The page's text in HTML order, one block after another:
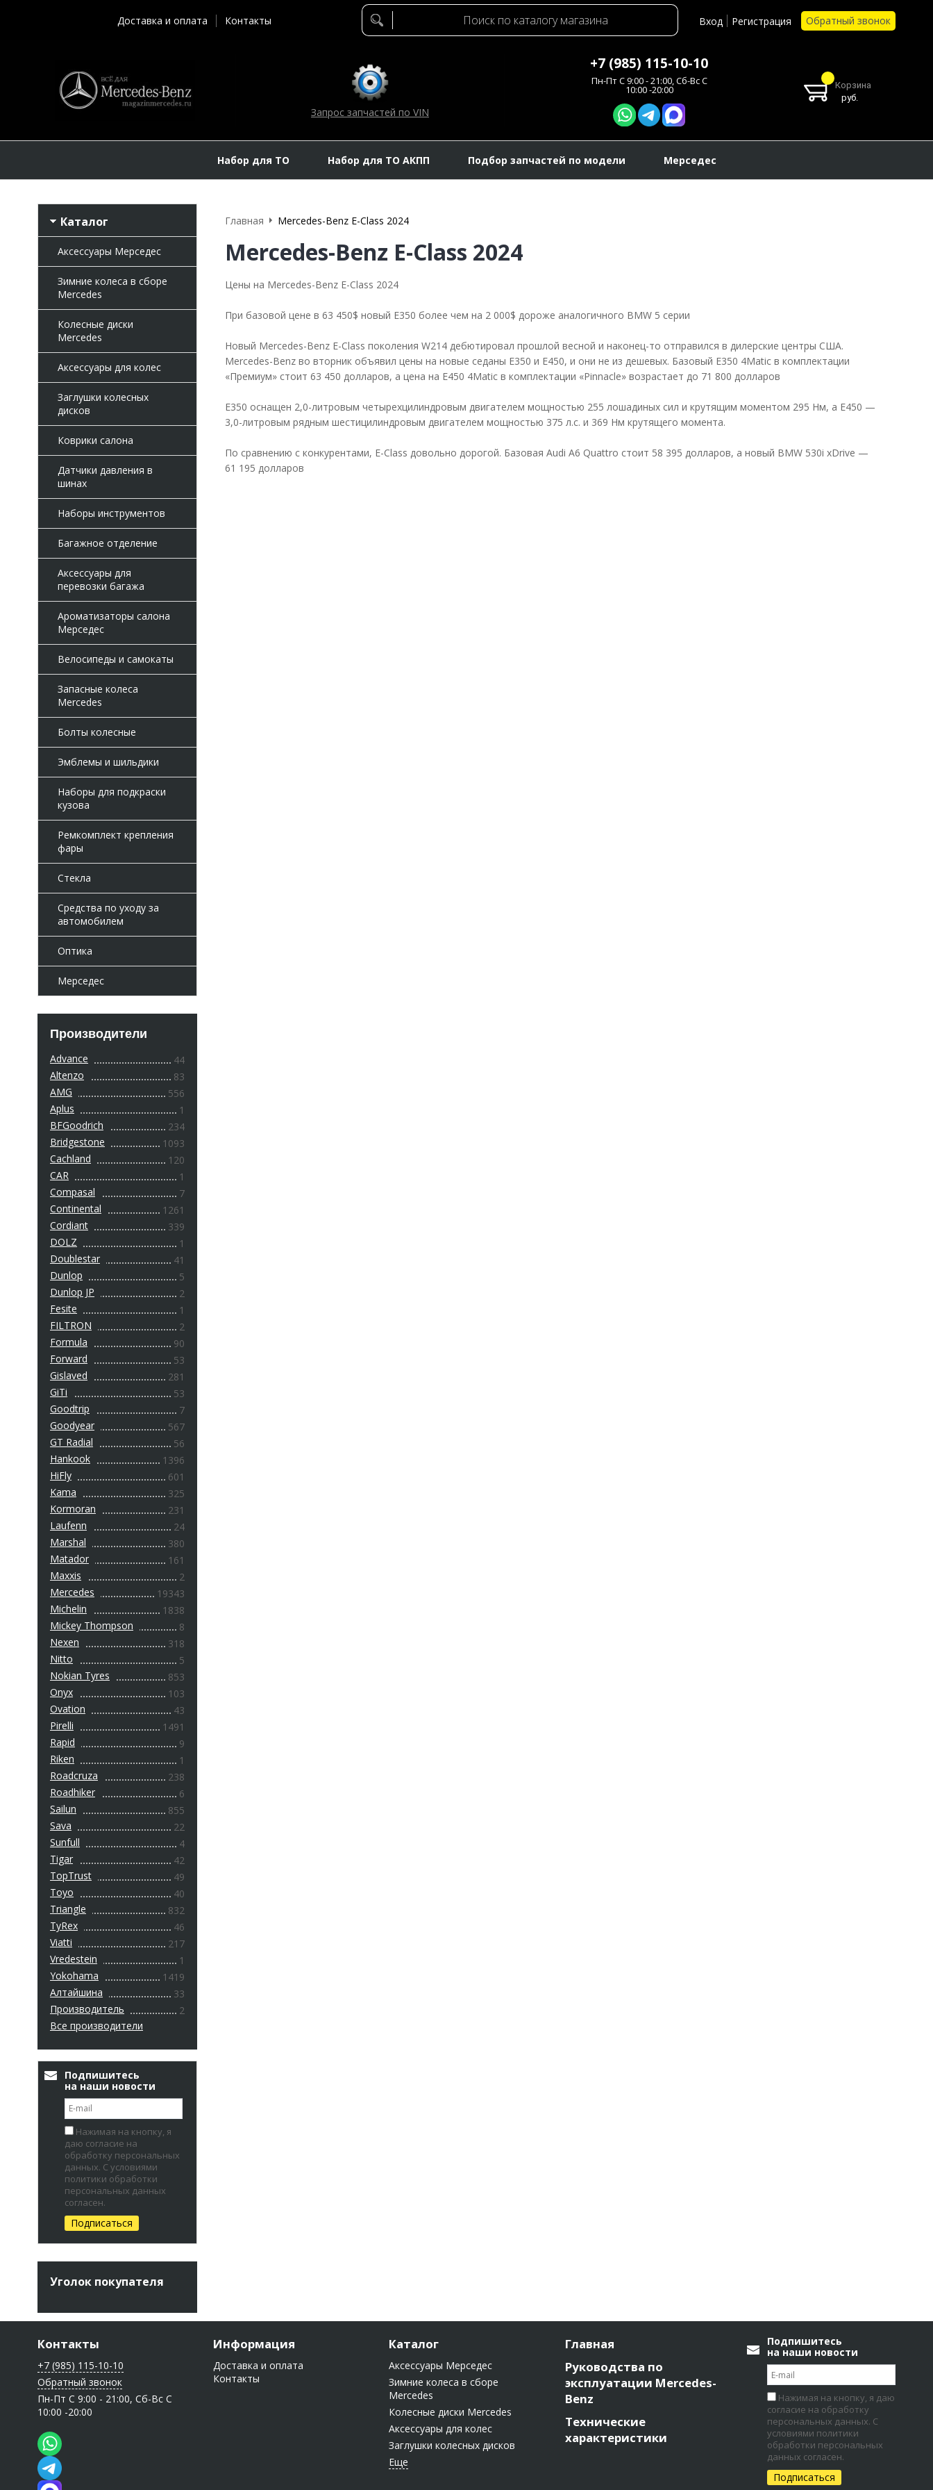
Доставка и оплата Контакты Вход Регистрация Обратный звонок
Запрос запчастей по VIN
+7 (985) 115-10-10
Пн-Пт C 9:00 - 21:00, Сб-Вс С
10:00 -20:00
Корзина
руб.
Набор для ТО Набор для ТО АКПП Подбор запчастей по модели Мерседес
Каталог
Аксессуары Мерседес
Зимние колеса в сборе
Mercedes
Колесные диски
Mercedes
Аксессуары для колес
Заглушки колесных
дисков
Коврики салона
Датчики давления в
шинах
Наборы инструментов
Багажное отделение
Аксессуары для
перевозки багажа
Ароматизаторы салона
Мерседес
Велосипеды и самокаты
Запасные колеса
Mercedes
Болты колесные
Эмблемы и шильдики
Наборы для подкраски
кузова
Ремкомплект крепления
фары
Стекла
Средства по уходу за
автомобилем
Оптика
Мерседес
Производители
Advance
44
Altenzo
83
AMG
556
Aplus
1
BFGoodrich
234
Bridgestone
1093
Cachland
120
CAR
1
Compasal
7
Continental
1261
Cordiant
339
DOLZ
1
Doublestar
41
Dunlop
5
Dunlop JP
2
Fesite
1
FILTRON
2
Formula
90
Forward
53
Gislaved
281
GiTi
53
Goodtrip
7
Goodyear
567
GT Radial
56
Hankook
1396
HiFly
601
Kama
325
Kormoran
231
Laufenn
24
Marshal
380
Matador
161
Maxxis
2
Mercedes
19343
Michelin
1838
Mickey Thompson
8
Nexen
318
Nitto
5
Nokian Tyres
853
Onyx
103
Ovation
43
Pirelli
1491
Rapid
9
Riken
1
Roadcruza
238
Roadhiker
6
Sailun
855
Sava
22
Sunfull
4
Tigar
42
TopTrust
49
Toyo
40
Triangle
832
TyRex
46
Viatti
217
Vredestein
1
Yokohama
1419
Алтайшина
33
Производитель
2
Все производители
Подпишитесь
на наши новости
Нажимая на кнопку, я
даю согласие на
обработку персональных
данных. С условиями
политики обработки
персональных данных
согласен.
Уголок покупателя
Главная Mercedes-Benz E-Class 2024
Mercedes-Benz E-Class 2024
Цены на Mercedes-Benz E-Class 2024
При базовой цене в 63 450$ новый E350 более чем на 2 000$ дороже аналогичного BMW 5 серии
Новый Mercedes-Benz E-Class поколения W214 дебютировал прошлой весной и наконец-то отправился в дилерские центры США.
Mercedes-Benz во вторник объявил цены на новые седаны E350 и E450, и они не из дешевых. Базовый E350 4Matic в комплектации
«Премиум» стоит 63 450 долларов, а цена на E450 4Matic в комплектации «Pinnacle» возрастает до 71 800 долларов
E350 оснащен 2,0-литровым четырехцилиндровым двигателем мощностью 255 лошадиных сил и крутящим моментом 295 Нм, а E450 —
3,0-литровым рядным шестицилиндровым двигателем мощностью 375 л.с. и 369 Нм крутящего момента.
По сравнению с конкурентами, E-Class довольно дорогой. Базовая Audi A6 Quattro стоит 58 395 долларов, а новый BMW 530i xDrive —
61 195 долларов
Контакты
+7 (985) 115-10-10
Обратный звонок
Пн-Пт C 9:00 - 21:00, Сб-Вс С
10:00 -20:00
Информация
Доставка и оплата
Контакты
Каталог
Аксессуары Мерседес
Зимние колеса в сборе
Mercedes
Колесные диски Mercedes
Аксессуары для колес
Заглушки колесных дисков
Главная
Руководства по
эксплуатации Mercedes-
Benz
Технические
характеристики
Подпишитесь
на наши новости
Нажимая на кнопку, я даю
согласие на обработку
персональных данных. С
условиями политики
обработки персональных
данных согласен.